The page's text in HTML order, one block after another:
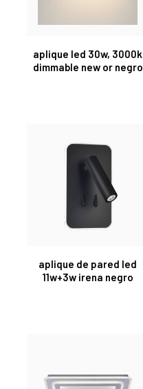
aplique led 30w, 3000k
dimmable new or negro
aplique de pared led
11w+3w irena negro